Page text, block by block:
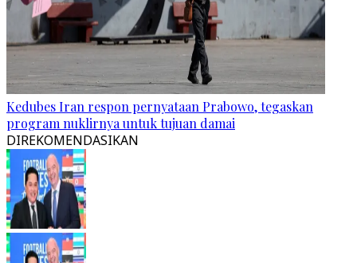
Kedubes Iran respon pernyataan Prabowo, tegaskan
program nuklirnya untuk tujuan damai
DIREKOMENDASIKAN